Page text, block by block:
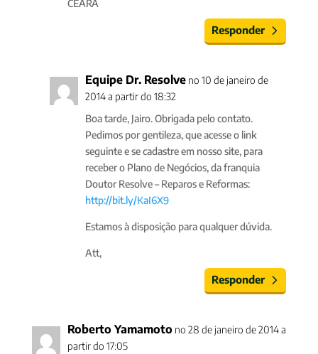
CEARA
Responder
Equipe Dr. Resolve no 10 de janeiro de
2014 a partir do 18:32
Boa tarde, Jairo. Obrigada pelo contato.
Pedimos por gentileza, que acesse o link
seguinte e se cadastre em nosso site, para
receber o Plano de Negócios, da franquia
Doutor Resolve – Reparos e Reformas:
http://bit.ly/KaI6X9
Estamos à disposição para qualquer dúvida.
Att,
Responder
Roberto Yamamoto no 28 de janeiro de 2014 a
partir do 17:05